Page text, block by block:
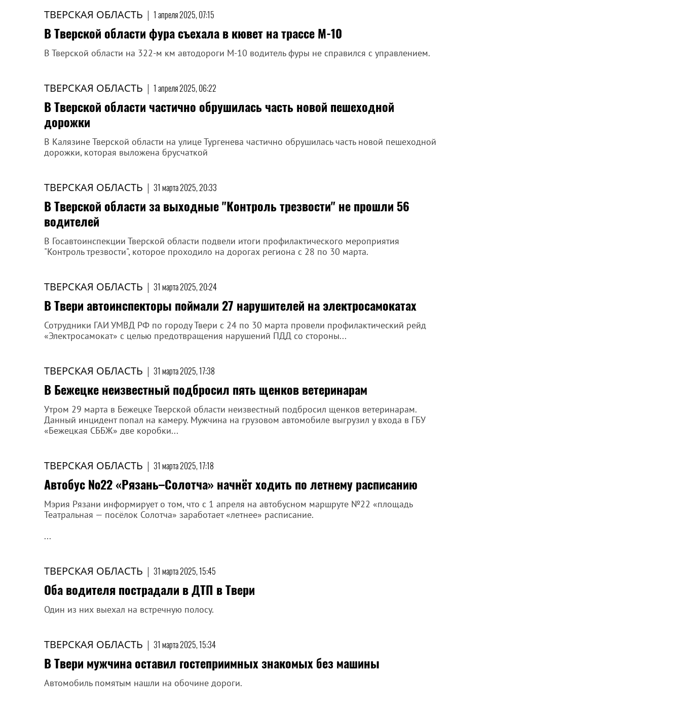
ТВЕРСКАЯ ОБЛАСТЬ | 1 апреля 2025, 07:15
В Тверской области фура съехала в кювет на трассе М-10
В Тверской области на 322-м км автодороги М-10 водитель фуры не справился с управлением.
ТВЕРСКАЯ ОБЛАСТЬ | 1 апреля 2025, 06:22
В Тверской области частично обрушилась часть новой пешеходной
дорожки
В Калязине Тверской области на улице Тургенева частично обрушилась часть новой пешеходной
дорожки, которая выложена брусчаткой
ТВЕРСКАЯ ОБЛАСТЬ | 31 марта 2025, 20:33
В Тверской области за выходные "Контроль трезвости" не прошли 56
водителей
В Госавтоинспекции Тверской области подвели итоги профилактического мероприятия
"Контроль трезвости", которое проходило на дорогах региона с 28 по 30 марта.
ТВЕРСКАЯ ОБЛАСТЬ | 31 марта 2025, 20:24
В Твери автоинспекторы поймали 27 нарушителей на электросамокатах
Сотрудники ГАИ УМВД РФ по городу Твери с 24 по 30 марта провели профилактический рейд
«Электросамокат» с целью предотвращения нарушений ПДД со стороны...
ТВЕРСКАЯ ОБЛАСТЬ | 31 марта 2025, 17:38
В Бежецке неизвестный подбросил пять щенков ветеринарам
Утром 29 марта в Бежецке Тверской области неизвестный подбросил щенков ветеринарам.
Данный инцидент попал на камеру. Мужчина на грузовом автомобиле выгрузил у входа в ГБУ
«Бежецкая СББЖ» две коробки...
ТВЕРСКАЯ ОБЛАСТЬ | 31 марта 2025, 17:18
Автобус №22 «Рязань–Солотча» начнёт ходить по летнему расписанию
Мэрия Рязани информирует о том, что с 1 апреля на автобусном маршруте №22 «площадь
Театральная — посёлок Солотча» заработает «летнее» расписание.
...
ТВЕРСКАЯ ОБЛАСТЬ | 31 марта 2025, 15:45
Оба водителя пострадали в ДТП в Твери
Один из них выехал на встречную полосу.
ТВЕРСКАЯ ОБЛАСТЬ | 31 марта 2025, 15:34
В Твери мужчина оставил гостеприимных знакомых без машины
Автомобиль помятым нашли на обочине дороги.